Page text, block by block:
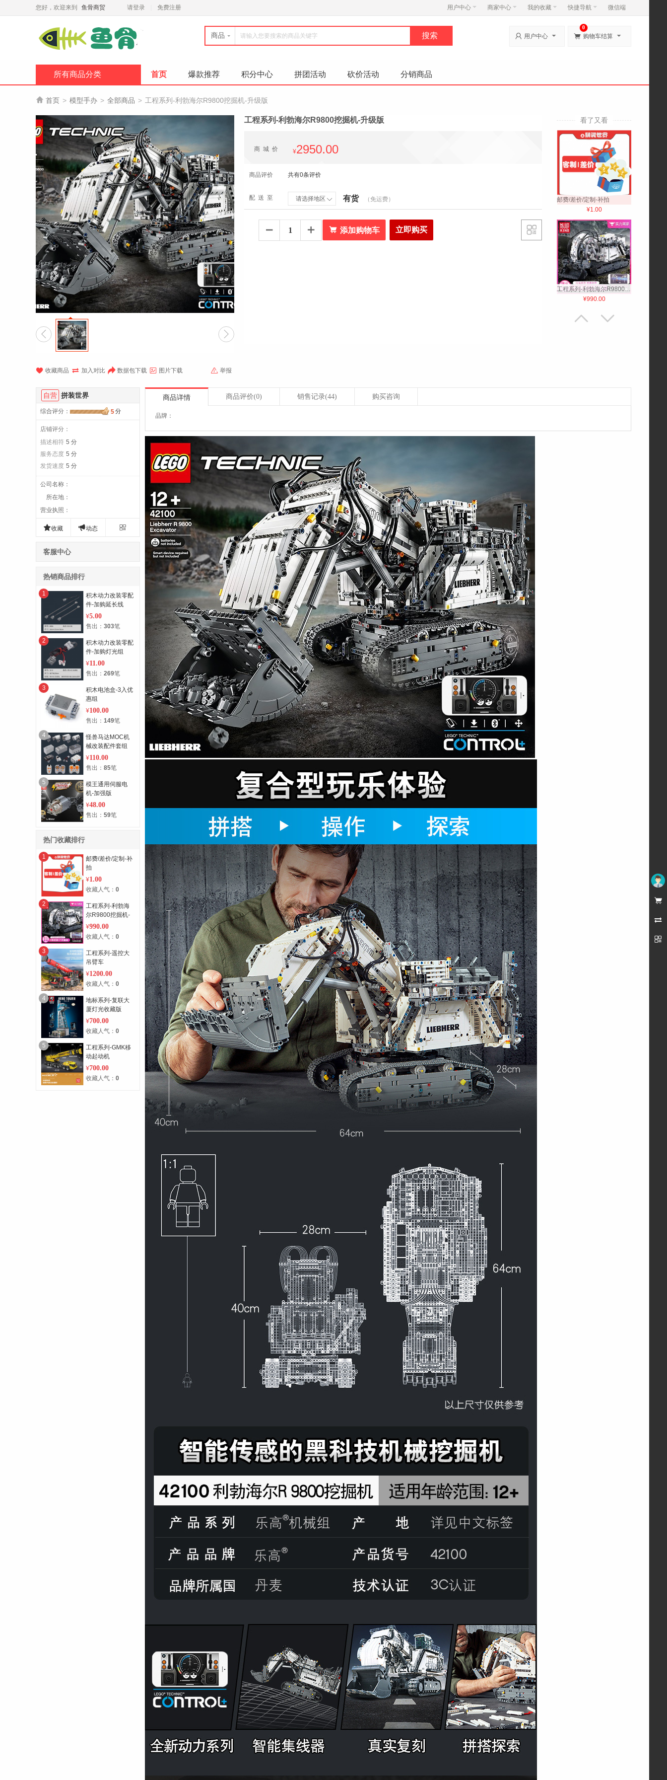
您好，欢迎来到 鱼骨商贸 请登录 免费注册 用户中心 商家中心 我的收藏 快捷导航 微信端
未登录



商品  用户中心  购物车结算
0
所有商品分类 首页 爆款推荐 积分中心 拼团活动 砍价活动 分销商品
 首页 > 模型手办 > 全部商品 > 工程系列-利勃海尔R9800挖掘机-升级版
 
 收藏商品  加入对比  举报
 数据包下载  图片下载
工程系列-利勃海尔R9800挖掘机-升级版
商城价 ¥2950.00
商品评价 共有0条评价
配送至 请选择地区  有货 （免运费）
   添加购物车 立即购买 
看了又看
邮费/差价/定制-补拍
¥1.00
工程系列-利勃海尔R9800挖掘机-基础版
¥990.00
¥1200.00
 
商品详情 商品评价(0) 销售记录(44) 购买咨询
品牌：
自营 拼装世界
综合评分 ： 5分
店铺评分：
描述相符 5 分
服务态度 5 分
发货速度 5 分
公司名称 ：
所在地 ：
营业执照 ：
收藏 动态 
客服中心
热销商品排行
1
积木动力改装零配
件-加购延长线
¥5.00
售出： 303笔
2
积木动力改装零配
件-加购灯光组
¥11.00
售出： 269笔
3
积木电池盒-3入优
惠组
¥100.00
售出： 149笔
4
怪兽马达MOC机
械改装配件套组
¥110.00
售出： 85笔
5
模王通用伺服电
机-加强版
¥48.00
售出： 59笔
热门收藏排行
1
邮费/差价/定制-补
拍
¥1.00
收藏人气： 0
2
工程系列-利勃海
尔R9800挖掘机-
基础版
¥990.00
收藏人气： 0
3
工程系列-遥控大
吊臂车
¥1200.00
收藏人气： 0
4
地标系列-复联大
厦灯光收藏版
¥700.00
收藏人气： 0
5
工程系列-GMK移
动起动机
¥700.00
收藏人气： 0